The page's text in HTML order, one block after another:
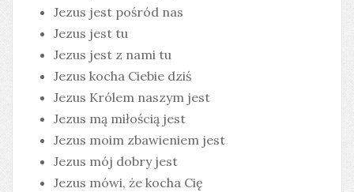
Jezus jest pośród nas
Jezus jest tu
Jezus jest z nami tu
Jezus kocha Ciebie dziś
Jezus Królem naszym jest
Jezus mą miłością jest
Jezus moim zbawieniem jest
Jezus mój dobry jest
Jezus mówi, że kocha Cię